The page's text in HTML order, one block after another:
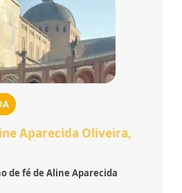
Aparecida Oliveira,
de fé de Aline Aparecida